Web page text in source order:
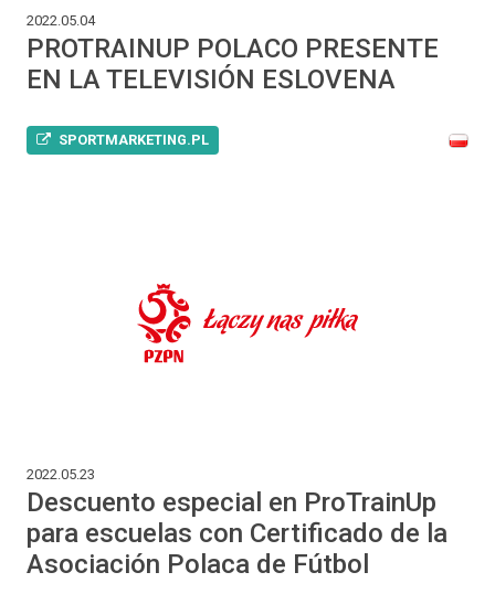
2022.05.04
PROTRAINUP POLACO PRESENTE
EN LA TELEVISIÓN ESLOVENA
SPORTMARKETING.PL
2022.05.23
Descuento especial en ProTrainUp
para escuelas con Certificado de la
Asociación Polaca de Fútbol